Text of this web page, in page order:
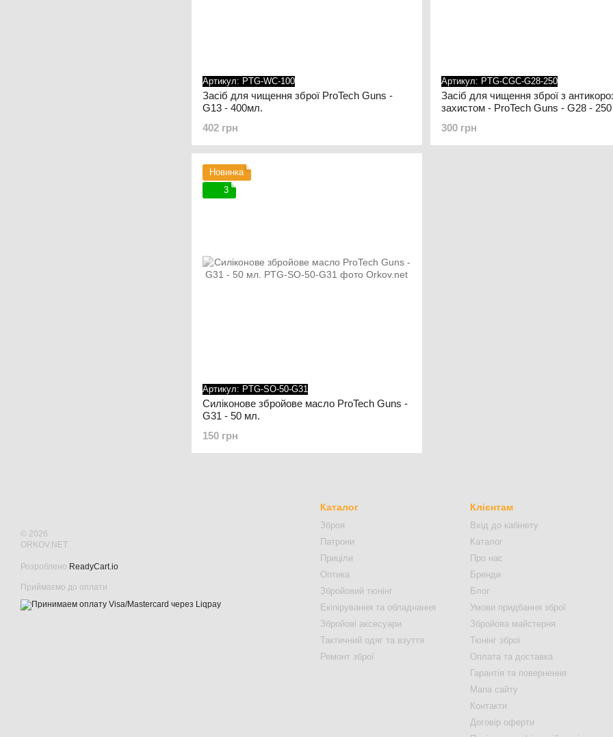
Артикул: PTG-WC-100
Засіб для чищення зброї ProTech Guns -
G13 - 400мл.
402 грн
Артикул: PTG-CGC-G28-250
Засіб для чищення зброї з
захистом - ProTech Guns - G28 -
300 грн
Новинка
3
Артикул: PTG-SO-50-G31
Силіконове збройове масло ProTech Guns -
G31 - 50 мл.
150 грн
© 2026
ORKOV.NET
Розроблено ReadyCart.io
Приймаємо до оплати
Каталог
Зброя
Патрони
Приціли
Оптика
Збройовий тюнінг
Екіпірування та обладнання
Збройові аксесуари
Тактичний одяг та взуття
Ремонт зброї
Клієнтам
Вхід до кабінету
Каталог
Про нас
Бренди
Блог
Умови придбання зброї
Збройова майстерня
Тюнінг зброї
Оплата та доставка
Гарантія та повернення
Мапа сайту
Контакти
Договір оферти